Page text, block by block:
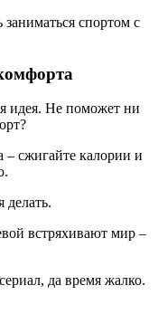
спортом с
идея. Не поможет ни
– сжигайте калории и
делать.
встряхивают мир –
да время жалко.